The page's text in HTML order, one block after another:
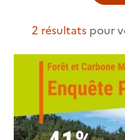
2 résultatspour